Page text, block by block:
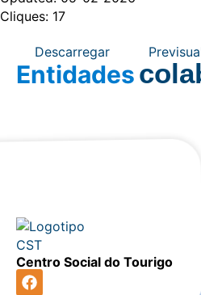
Cliques: 17
Descarregar
Entidades
Centro Social do Tourigo